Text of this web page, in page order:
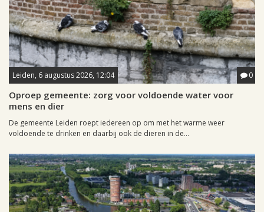
Leiden, 6 augustus 2026, 12:04 0
Oproep gemeente: zorg voor voldoende water voor
mens en dier
De gemeente Leiden roept iedereen op om met het warme weer
voldoende te drinken en daarbij ook de dieren in de...